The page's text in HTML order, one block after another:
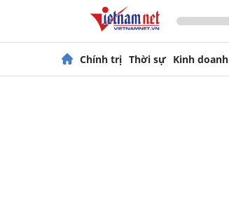
Chính trị Thời sự Kinh doanh